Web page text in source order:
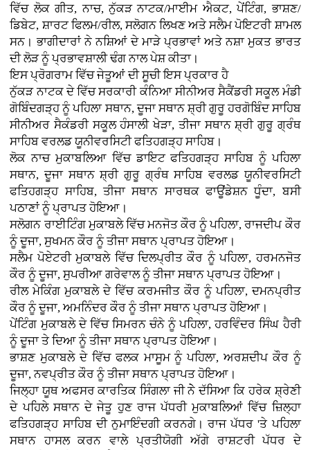
ਵਿੱਚ ਲੋਕ ਗੀਤ, ਨਾਚ, ਨੁੱਕੜ ਨਾਟਕ/ਮਾਈਮ ਐਕਟ, ਪੇਂਟਿੰਗ, ਭਾਸ਼ਣ/
ਡਿਬੇਟ, ਸ਼ਾਰਟ ਫਿਲਮ/ਰੀਲ, ਸਲੋਗਨ ਲਿਖਣ ਅਤੇ ਸਲੈਮ ਪੋਇਟਰੀ ਸ਼ਾਮਲ
ਸਨ। ਭਾਗੀਦਾਰਾਂ ਨੇ ਨਸ਼ਿਆਂ ਦੇ ਮਾੜੇ ਪ੍ਰਭਾਵਾਂ ਅਤੇ ਨਸ਼ਾ ਮੁਕਤ ਭਾਰਤ
ਦੀ ਲੋੜ ਨੂੰ ਪ੍ਰਭਾਵਸ਼ਾਲੀ ਢੰਗ ਨਾਲ ਪੇਸ਼ ਕੀਤਾ।
ਇਸ ਪ੍ਰੋਗਰਾਮ ਵਿੱਚ ਜੇਤੂਆਂ ਦੀ ਸੂਚੀ ਇਸ ਪ੍ਰਕਾਰ ਹੈ
ਨੁੱਕੜ ਨਾਟਕ ਦੇ ਵਿੱਚ ਸਰਕਾਰੀ ਕੰਨਿਆ ਸੀਨੀਅਰ ਸੈਕੈਂਡਰੀ ਸਕੂਲ ਮੰਡੀ
ਗੋਬਿੰਦਗੜ੍ਹ ਨੂੰ ਪਹਿਲਾ ਸਥਾਨ, ਦੂਜਾ ਸਥਾਨ ਸ਼੍ਰੀ ਗੁਰੂ ਹਰਗੋਬਿੰਦ ਸਾਹਿਬ
ਸੀਨੀਅਰ ਸੈਕੰਡਰੀ ਸਕੂਲ ਹੰਸਾਲੀ ਖੇੜਾ, ਤੀਜਾ ਸਥਾਨ ਸ਼੍ਰੀ ਗੁਰੂ ਗ੍ਰੰਥ
ਸਾਹਿਬ ਵਰਲਡ ਯੂਨੀਵਰਸਿਟੀ ਫਤਿਹਗੜ੍ਹ ਸਾਹਿਬ।
ਲੋਕ ਨਾਚ ਮੁਕਾਬਲਿਆ ਵਿੱਚ ਡਾਇਟ ਫਤਿਹਗੜ੍ਹ ਸਾਹਿਬ ਨੂੰ ਪਹਿਲਾ
ਸਥਾਨ, ਦੂਜਾ ਸਥਾਨ ਸ਼੍ਰੀ ਗੁਰੂ ਗ੍ਰੰਥ ਸਾਹਿਬ ਵਰਲਡ ਯੂਨੀਵਰਸਿਟੀ
ਫਤਿਹਗੜ੍ਹ ਸਾਹਿਬ, ਤੀਜਾ ਸਥਾਨ ਸਾਰਥਕ ਫਾਊਂਡੇਸ਼ਨ ਧੂੰਦਾ, ਬਸੀ
ਪਠਾਣਾਂ ਨੂੰ ਪ੍ਰਾਪਤ ਹੋਇਆ।
ਸਲੋਗਨ ਰਾਈਟਿੰਗ ਮੁਕਾਬਲੇ ਵਿੱਚ ਮਨਜੋਤ ਕੌਰ ਨੂੰ ਪਹਿਲਾ, ਰਾਜਦੀਪ ਕੌਰ
ਨੂੰ ਦੂਜਾ, ਸੁਖਮਨ ਕੌਰ ਨੂੰ ਤੀਜਾ ਸਥਾਨ ਪ੍ਰਾਪਤ ਹੋਇਆ।
ਸਲੈਮ ਪੋਏਟਰੀ ਮੁਕਾਬਲੇ ਵਿੱਚ ਦਿਲਪ੍ਰੀਤ ਕੌਰ ਨੂੰ ਪਹਿਲਾ, ਹਰਮਨਜੋਤ
ਕੌਰ ਨੂੰ ਦੂਜਾ, ਸੁਪਰੀਆ ਗਰੇਵਾਲ ਨੂੰ ਤੀਜਾ ਸਥਾਨ ਪ੍ਰਾਪਤ ਹੋਇਆ।
ਰੀਲ ਮੇਕਿੰਗ ਮੁਕਾਬਲੇ ਦੇ ਵਿੱਚ ਕਰਮਜੀਤ ਕੌਰ ਨੂੰ ਪਹਿਲਾ, ਦਮਨਪ੍ਰੀਤ
ਕੌਰ ਨੂੰ ਦੂਜਾ, ਅਮਨਿੰਦਰ ਕੌਰ ਨੂੰ ਤੀਜਾ ਸਥਾਨ ਪ੍ਰਾਪਤ ਹੋਇਆ।
ਪੇਂਟਿੰਗ ਮੁਕਾਬਲੇ ਦੇ ਵਿੱਚ ਸਿਮਰਨ ਚੰਨੇ ਨੂੰ ਪਹਿਲਾ, ਹਰਵਿੰਦਰ ਸਿੰਘ ਹੈਰੀ
ਨੂੰ ਦੂਜਾ ਤੇ ਦਿਆ ਨੂੰ ਤੀਜਾ ਸਥਾਨ ਪ੍ਰਾਪਤ ਹੋਇਆ।
ਭਾਸ਼ਣ ਮੁਕਾਬਲੇ ਦੇ ਵਿੱਚ ਫਲਕ ਮਾਸੂਮ ਨੂੰ ਪਹਿਲਾ, ਅਰਸ਼ਦੀਪ ਕੌਰ ਨੂੰ
ਦੂਜਾ, ਨਵਪ੍ਰੀਤ ਕੌਰ ਨੂੰ ਤੀਜਾ ਸਥਾਨ ਪ੍ਰਾਪਤ ਹੋਇਆ।
ਜਿਲ੍ਹਾ ਯੂਥ ਅਫਸਰ ਕਾਰਤਿਕ ਸਿੰਗਲਾ ਜੀ ਨੇੇ ਦੱਸਿਆ ਕਿ ਹਰੇਕ ਸ਼੍ਰੇਣੀ
ਦੇ ਪਹਿਲੇ ਸਥਾਨ ਦੇ ਜੇਤੂ ਹੁਣ ਰਾਜ ਪੱਧਰੀ ਮੁਕਾਬਲਿਆਂ ਵਿੱਚ ਜ਼ਿਲ੍ਹਾ
ਫਤਿਹਗੜ੍ਹ ਸਾਹਿਬ ਦੀ ਨੁਮਾਇੰਦਗੀ ਕਰਨਗੇ। ਰਾਜ ਪੱਧਰ 'ਤੇ ਪਹਿਲਾ
ਸਥਾਨ ਹਾਸਲ ਕਰਨ ਵਾਲੇ ਪ੍ਰਤੀਯੋਗੀ ਅੱਗੇ ਰਾਸ਼ਟਰੀ ਪੱਧਰ ਦੇ